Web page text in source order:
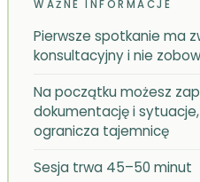
WAŻNE INFORMACJE
Pierwsze spotkanie ma
konsultacyjny i nie
Na początku możesz
dokumentację i
ogranicza tajemnicę
Sesja trwa 45–50 minut